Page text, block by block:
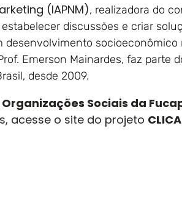
(IAPNM), realizadora do
discussões e criar
Emerson Mainardes, faz parte
desde 2009.
Sociais da
acesse o site do projeto